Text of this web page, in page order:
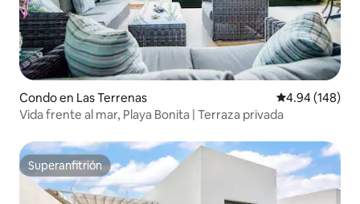
Condo en Las Terrenas Calificación
4.94 (148)
Vida frente al mar, Playa Bonita | Terraza privada
Superanfitrión
Superanfitrión